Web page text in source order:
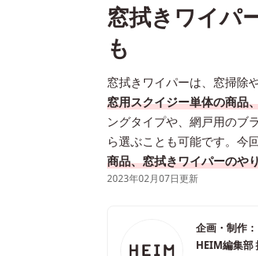
窓拭きワイパ
も
窓拭きワイパーは、窓掃除
窓用スクイジー単体の商品
ングタイプや、網戸用のブ
ら選ぶことも可能です。今
商品、窓拭きワイパーのや
2023年02月07日更新
企画・制作：
HEIM編集部